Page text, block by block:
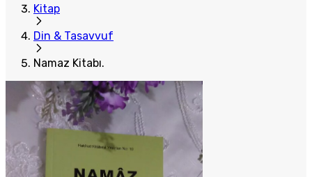
Kitap
Din & Tasavvuf
Namaz Kitabı.